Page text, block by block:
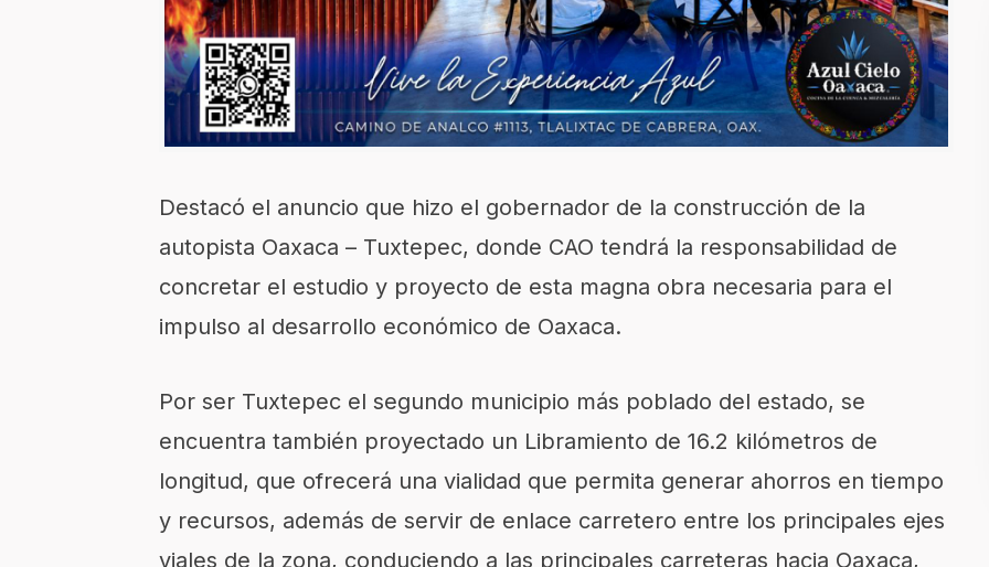
Destacó el anuncio que hizo el gobernador de la construcción de la
autopista Oaxaca – Tuxtepec, donde CAO tendrá la responsabilidad de
concretar el estudio y proyecto de esta magna obra necesaria para el
impulso al desarrollo económico de Oaxaca.
Por ser Tuxtepec el segundo municipio más poblado del estado, se
encuentra también proyectado un Libramiento de 16.2 kilómetros de
longitud, que ofrecerá una vialidad que permita generar ahorros en tiempo
y recursos, además de servir de enlace carretero entre los principales ejes
viales de la zona, conduciendo a las principales carreteras hacia Oaxaca,